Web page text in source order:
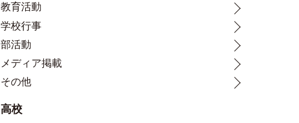
教育活動
学校行事
部活動
メディア掲載
その他
高校